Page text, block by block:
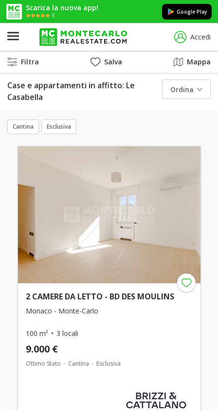
Scarica la nuova app!
5
Google Play
Accedi
Filtra Salva Mappa
Case e appartamenti in affitto: Le
Casabella
Ordina
Cantina Esclusiva
2 CAMERE DA LETTO - BD DES MOULINS
Monaco - Monte-Carlo
100 m² 3 locali
9.000 €
Ottimo Stato Cantina Esclusiva